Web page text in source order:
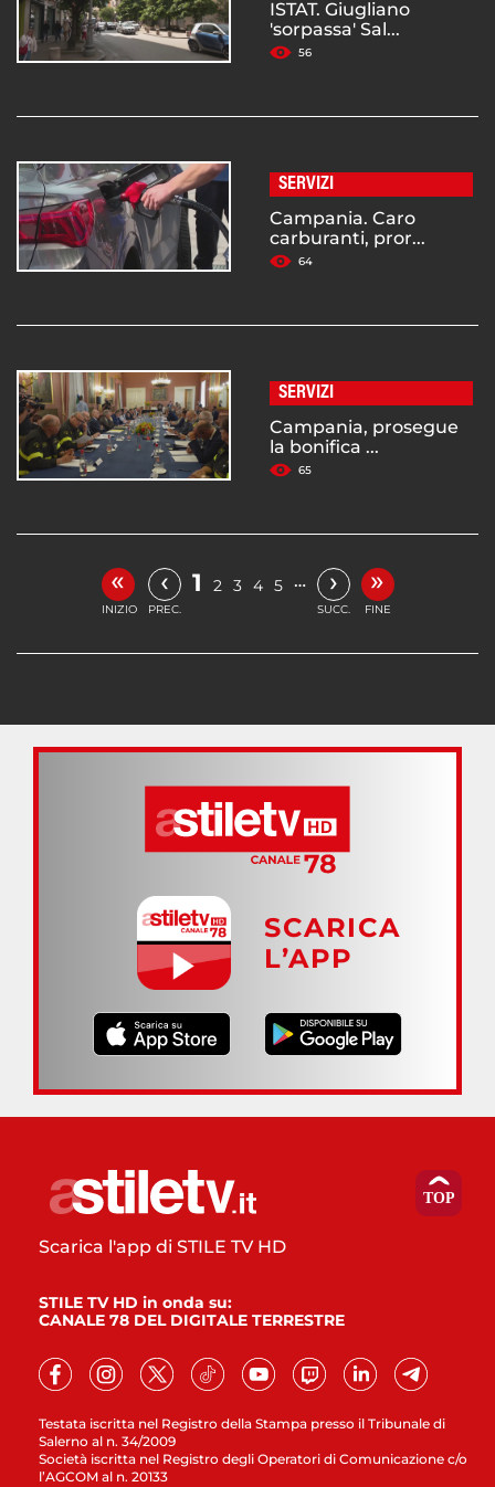
ISTAT. Giugliano
'sorpassa' Sal...
56
SERVIZI
Campania. Caro
carburanti, pror...
64
SERVIZI
Campania, prosegue
la bonifica ...
65
«
INIZIO
‹
PREC.
1 2 3 4 5 … ›
SUCC.
»
FINE
SCARICA
L’APP
Testata iscritta nel Registro della Stampa presso il Tribunale di
Salerno al n. 34/2009
Società iscritta nel Registro degli Operatori di Comunicazione c/o
l’AGCOM al n. 20133
Scarica l'app di STILE TV HD
STILE TV HD in onda su:
CANALE 78 DEL DIGITALE TERRESTRE